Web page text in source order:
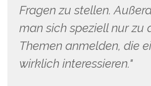
Fragen zu stellen.
man sich speziell nur zu
Themen anmelden, die
wirklich interessieren."